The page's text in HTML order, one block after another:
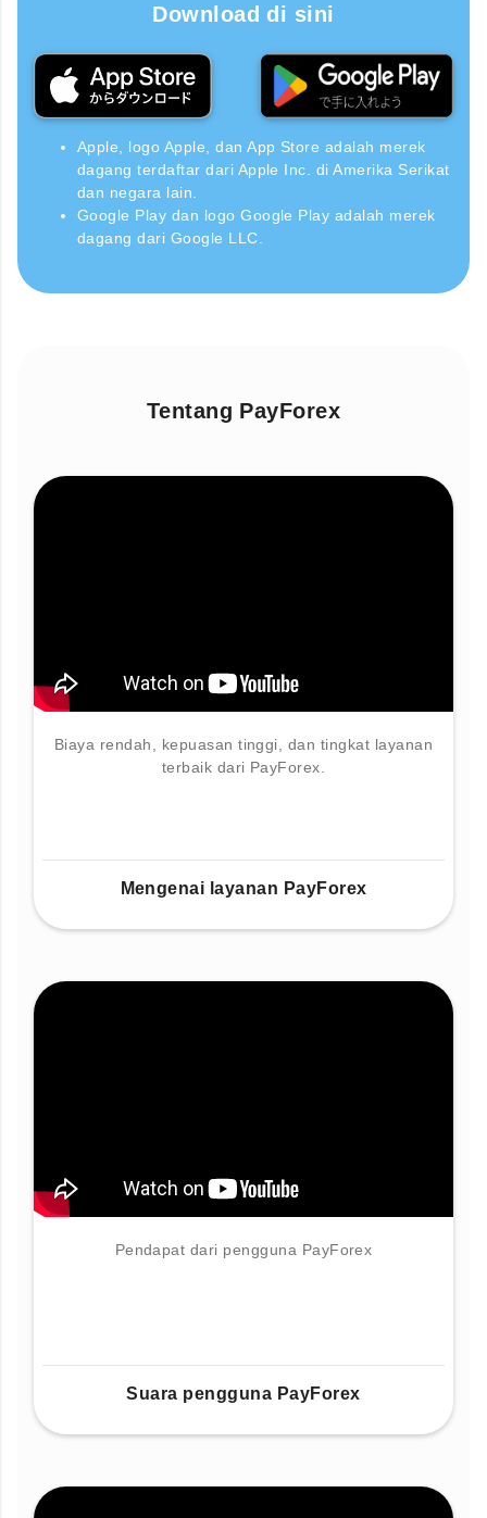
Download di sini
Apple, logo Apple, dan App Store adalah merek
dagang terdaftar dari Apple Inc. di Amerika Serikat
dan negara lain.
Google Play dan logo Google Play adalah merek
dagang dari Google LLC.
Tentang PayForex
Biaya rendah, kepuasan tinggi, dan tingkat layanan
terbaik dari PayForex.
Mengenai layanan PayForex
Pendapat dari pengguna PayForex
Suara pengguna PayForex